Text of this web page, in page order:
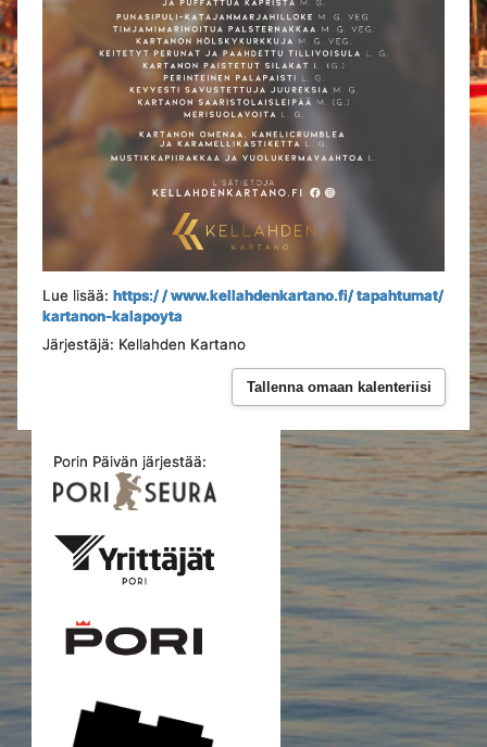
Lue lisää: https:/ / www.kellahdenkartano.fi/ tapahtumat/
kartanon-kalapoyta
Järjestäjä: Kellahden Kartano
Tallenna omaan kalenteriisi
Porin Päivän järjestää: